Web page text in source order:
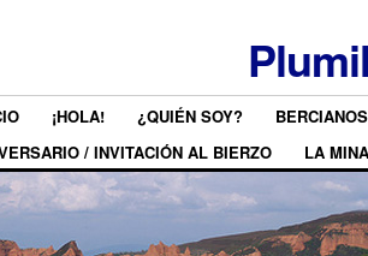
¡HOLA! ¿QUIÉN SOY?
/ INVITACIÓN AL BIERZO
LA MINA